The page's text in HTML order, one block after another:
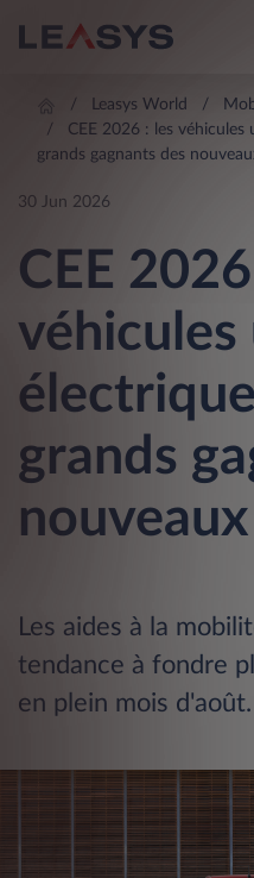
Leasys World
CEE 2026 : les véhicules
grands gagnants des
30 Jun 2026
CEE
grands
Les aides à la
tendance à fondre
en plein mois d'août.